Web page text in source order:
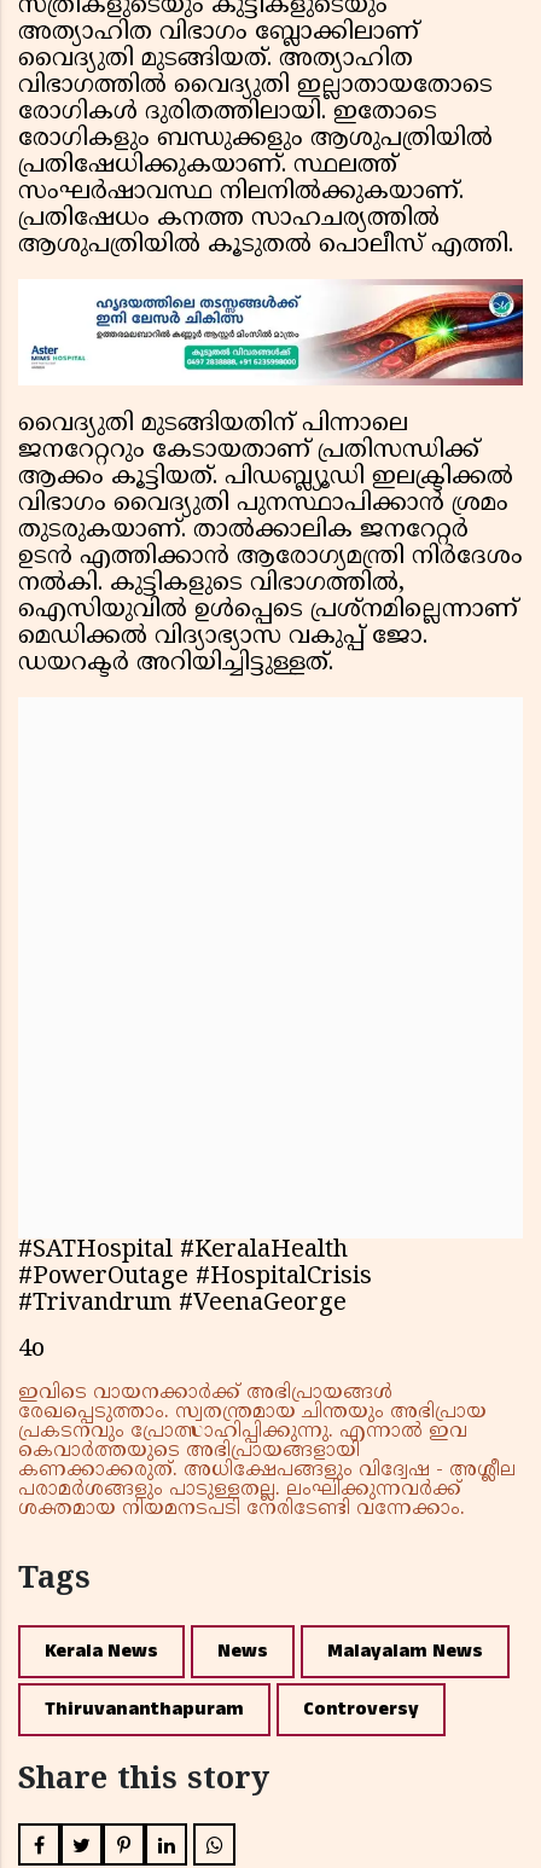
സ്ത്രീകളുടെയും കുട്ടികളുടെയും
അത്യാഹിത വിഭാഗം ബ്ലോക്കിലാണ്
വൈദ്യുതി മുടങ്ങിയത്. അത്യാഹിത
വിഭാഗത്തില്‍ വൈദ്യുതി ഇല്ലാതായതോടെ
രോഗികള്‍ ദുരിതത്തിലായി. ഇതോടെ
രോഗികളും ബന്ധുക്കളും ആശുപത്രിയില്‍
പ്രതിഷേധിക്കുകയാണ്. സ്ഥലത്ത്
സംഘര്‍ഷാവസ്ഥ നിലനില്‍ക്കുകയാണ്.
പ്രതിഷേധം കനത്ത സാഹചര്യത്തില്‍
ആശുപത്രിയില്‍ കൂടുതല്‍ പൊലീസ് എത്തി.
വൈദ്യുതി മുടങ്ങിയതിന് പിന്നാലെ
ജനറേറ്ററും കേടായതാണ് പ്രതിസന്ധിക്ക്
ആക്കം കൂട്ടിയത്. പിഡബ്ല്യൂഡി ഇലക്ട്രിക്കല്‍
വിഭാഗം വൈദ്യുതി പുനസ്ഥാപിക്കാന്‍ ശ്രമം
തുടരുകയാണ്. താല്‍ക്കാലിക ജനറേറ്റര്‍
ഉടന്‍ എത്തിക്കാന്‍ ആരോഗ്യമന്ത്രി നിര്‍ദേശം
നല്‍കി. കുട്ടികളുടെ വിഭാഗത്തില്‍,
ഐസിയുവില്‍ ഉള്‍പ്പെടെ പ്രശ്നമില്ലെന്നാണ്
മെഡിക്കല്‍ വിദ്യാഭ്യാസ വകുപ്പ് ജോ.
ഡയറക്ടര്‍ അറിയിച്ചിട്ടുള്ളത്.
#SATHospital #KeralaHealth
#PowerOutage #HospitalCrisis
#Trivandrum #VeenaGeorge
4o
ഇവിടെ വായനക്കാർക്ക് അഭിപ്രായങ്ങൾ
രേഖപ്പെടുത്താം. സ്വതന്ത്രമായ ചിന്തയും അഭിപ്രായ
പ്രകടനവും പ്രോത്സാഹിപ്പിക്കുന്നു. എന്നാൽ ഇവ
കെവാർത്തയുടെ അഭിപ്രായങ്ങളായി
കണക്കാക്കരുത്. അധിക്ഷേപങ്ങളും വിദ്വേഷ - അശ്ലീല
പരാമർശങ്ങളും പാടുള്ളതല്ല. ലംഘിക്കുന്നവർക്ക്
ശക്തമായ നിയമനടപടി നേരിടേണ്ടി വന്നേക്കാം.
Tags
Kerala News News Malayalam News
Thiruvananthapuram Controversy
Share this story